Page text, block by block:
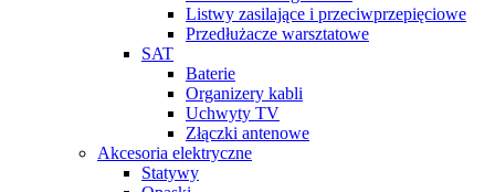
Listwy zasilające i przeciwprzepięciowe
Przedłużacze warsztatowe
SAT
Baterie
Organizery kabli
Uchwyty TV
Złączki antenowe
Akcesoria elektryczne
Statywy